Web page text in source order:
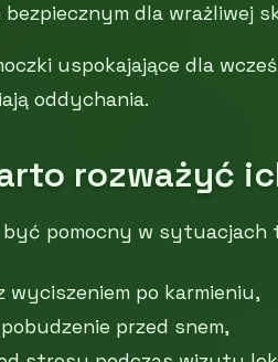
bezpiecznym dla wrażliwej
uspokajające dla
oddychania.
rozważyć
być pomocny w sytuacjach
wyciszeniem po karmieniu,
przed snem,